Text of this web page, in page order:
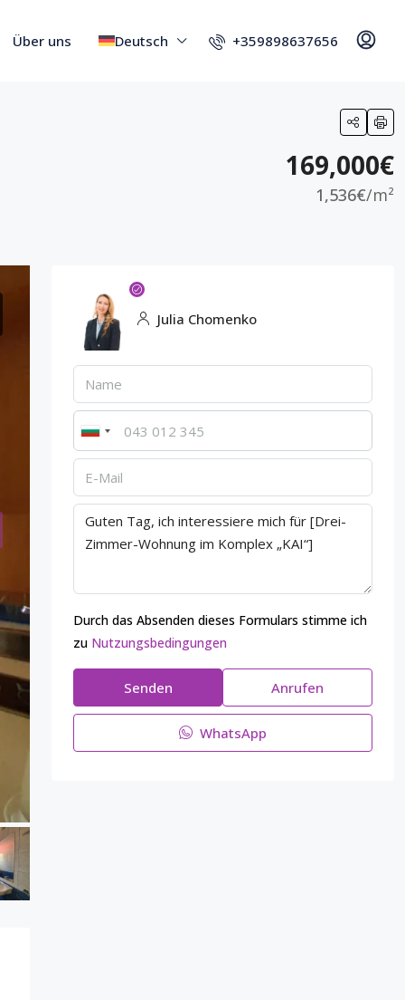
Über uns Deutsch +359898637656
169,000€
1,536€/m²
Julia Chomenko
Durch das Absenden dieses Formulars stimme ich
zu Nutzungsbedingungen
Senden Anrufen
WhatsApp